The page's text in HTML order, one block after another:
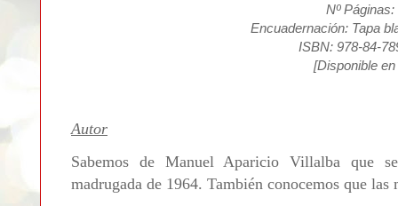
Nº Páginas:
Encuadernación: Tapa
ISBN: 978-84-
[Disponible
Autor
Sabemos de Manuel Aparicio Villalba que
madrugada de 1964. También conocemos que las